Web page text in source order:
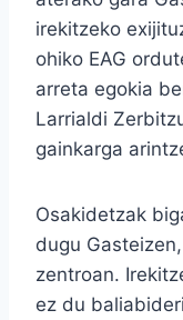
irekitzeko
ohiko EAG
arreta egokia
Larrialdi
gainkarga
Osakidetzak
dugu
zentroan.
ez du